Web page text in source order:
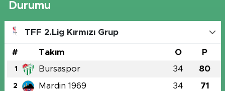
Durumu
TFF 2.Lig Kırmızı Grup
# Takım O P
1 Bursaspor 34 80
2 Mardin 1969 34 71